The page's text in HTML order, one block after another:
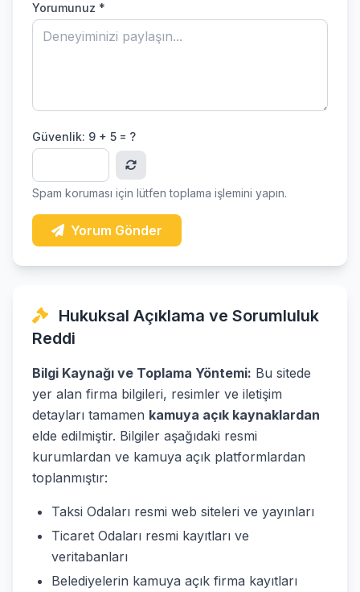
Yorumunuz *
Güvenlik: 9 + 5 = ?
Spam koruması için lütfen toplama işlemini yapın.
Yorum Gönder
Hukuksal Açıklama ve Sorumluluk
Reddi
Bilgi Kaynağı ve Toplama Yöntemi: Bu sitede
yer alan firma bilgileri, resimler ve iletişim
detayları tamamen kamuya açık kaynaklardan
elde edilmiştir. Bilgiler aşağıdaki resmi
kurumlardan ve kamuya açık platformlardan
toplanmıştır:
Taksi Odaları resmi web siteleri ve yayınları
Ticaret Odaları resmi kayıtları ve
veritabanları
Belediyelerin kamuya açık firma kayıtları